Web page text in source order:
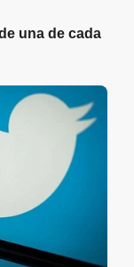
una de cada